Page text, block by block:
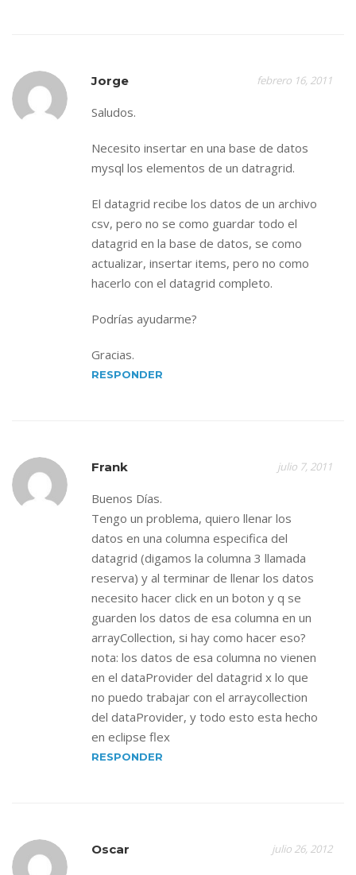
Jorge febrero 16, 2011
Saludos.
Necesito insertar en una base de datos
mysql los elementos de un datragrid.
El datagrid recibe los datos de un archivo
csv, pero no se como guardar todo el
datagrid en la base de datos, se como
actualizar, insertar items, pero no como
hacerlo con el datagrid completo.
Podrías ayudarme?
Gracias.
RESPONDER
Frank julio 7, 2011
Buenos Días.
Tengo un problema, quiero llenar los
datos en una columna especifica del
datagrid (digamos la columna 3 llamada
reserva) y al terminar de llenar los datos
necesito hacer click en un boton y q se
guarden los datos de esa columna en un
arrayCollection, si hay como hacer eso?
nota: los datos de esa columna no vienen
en el dataProvider del datagrid x lo que
no puedo trabajar con el arraycollection
del dataProvider, y todo esto esta hecho
en eclipse flex
RESPONDER
Oscar julio 26, 2012